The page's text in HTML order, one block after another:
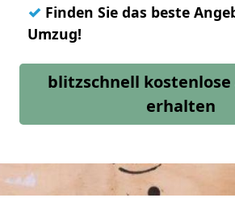
✓ Finden Sie das beste
Umzug!
blitzschnell
erhalten